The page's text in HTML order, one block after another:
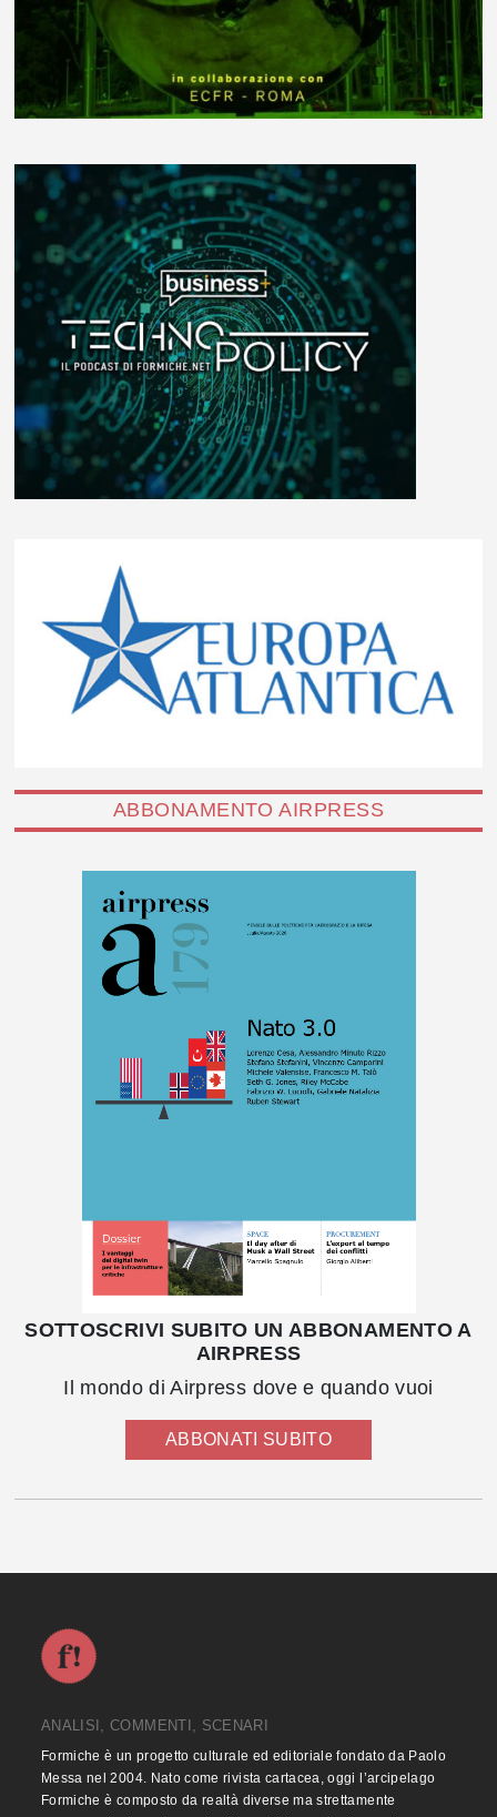
ABBONAMENTO AIRPRESS
SOTTOSCRIVI SUBITO UN ABBONAMENTO A
AIRPRESS
Il mondo di Airpress dove e quando vuoi
ABBONATI SUBITO
ANALISI, COMMENTI, SCENARI
Formiche è un progetto culturale ed editoriale fondato da Paolo
Messa nel 2004. Nato come rivista cartacea, oggi l’arcipelago
Formiche è composto da realtà diverse ma strettamente